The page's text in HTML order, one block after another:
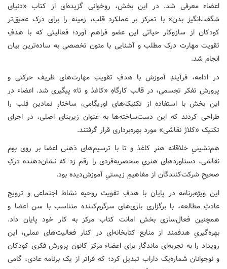
اعضاء معرفی شد. در این بخش، روخوانی گزیده‌ای از کتاب «دنیای
شگفت‌انگیز بدن» با تمرکز بر عملکرد قلب، زمینه را برای درک عمیق‌تر
کودکان از سازوکار حیاتی این عضو فراهم آورد؛ فعالیتی که با هدفِ
تقویت مهارت درک مطلب و آشنایی با متون تخصصی به ساده‌ترین بیان
انجام شد.
در ادامه، فرآیندِ آموزش با هدفِ تقویتِ مهارت‌های ظریف حرکتی و
پرورش تفکر تجسمی، در قالب کارگاهِ «کاغذ و تا» پیگیری شد. اعضاء در
این بخش با استفاده از تکنیک‌های اوریگامی، ساختارِ نمادین قلب را
طراحی کردند که این دست‌ساخته‌ها به عنوان زیربنای اصلی، در اجرای
تکنیک «کلاژ نقاشی» مورد بهره‌برداری قرار گرفتند.
هم‌نشینیِ خلاقانه هنرِ کاغذ و تا با ترسیم‌های ذهنی اعضا بر روی بوم
نقاشی، دستاوردهای هنریِ منحصربه‌فردی را رقم زد که نشان‌دهنده درکِ
صحیحِ شرکت‌کنندگان از مفاهیمِ زیستیِ آموزش‌دیده بود.
این ویژه‌برنامه در پایان با هدفِ تقویت روحیه نشاط اجتماعی و ترویج
عادتِ مطالعه، با برگزاری بازی‌های سرگرم‌کننده متناسب با سن اعضا و
همچنین فعال‌سازی بخش امانت کتاب مرکز به کار خود پایان داد.
بهره‌گیریِ هدفمند از منابع کتابخانه‌ای در کنار فعالیت‌های عملی، این
رویداد را به تجربه‌ای ماندگار برای اعضاء مرکز کانون پرورش فکری کودکان
و نوجوانان شماره‌یک داراب تبدیل کرد؛ که فراتر از یک برنامه عادی، گامی